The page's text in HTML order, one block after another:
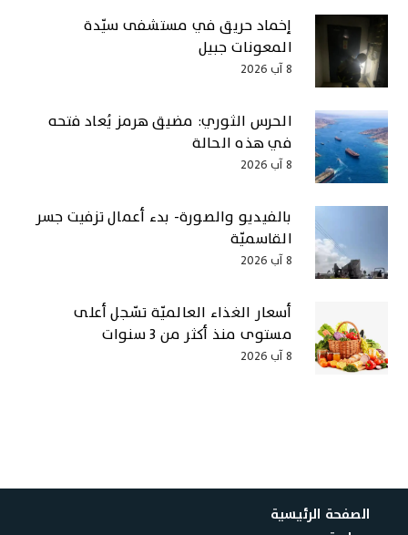
إخماد حريق في مستشفى سيّدة
المعونات جبيل
8 آب 2026
الحرس الثوري: مضيق هرمز يُعاد فتحه
في هذه الحالة
8 آب 2026
بالفيديو والصورة- بدء أعمال تزفيت جسر
القاسميّة
8 آب 2026
أسعار الغذاء العالميّة تسّجل أعلى
مستوى منذ أكثر من 3 سنوات
8 آب 2026
الصفحة الرئيسية